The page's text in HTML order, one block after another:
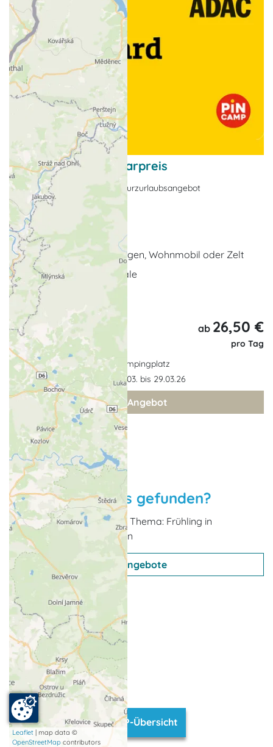
ADAC-Campcard-Sparpreis
Nebensaison-Angebote, Kurzurlaubsangebot
Graal-Müritz
2 Erwachsene
Standplatz für Wohnwagen, Wohnmobil oder Zelt
Günstige Tagespauschale
... weitere Leistungen
ab 26,50 €
pro Tag
Campingplatz
Gültigkeit: 20.03. bis 29.03.26
zum Angebot
Leaflet | map data ©
OpenStreetMap contributors
Nichts passendes gefunden?
Weitere Urlaubsideen zum Thema: Frühling in
Mecklenburg-Vorpommern
Angebote
TOP-Übersicht